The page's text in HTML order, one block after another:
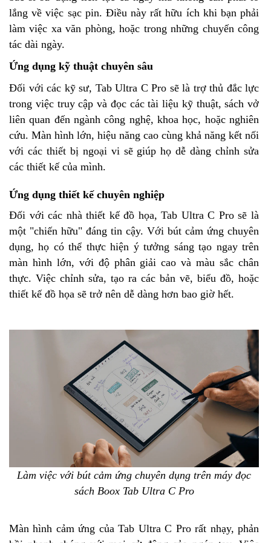
lắng về việc sạc pin. Điều này rất hữu ích khi bạn phải
làm việc xa văn phòng, hoặc trong những chuyến công
tác dài ngày.
Ứng dụng kỹ thuật chuyên sâu
Đối với các kỹ sư, Tab Ultra C Pro sẽ là trợ thủ đắc lực
trong việc truy cập và đọc các tài liệu kỹ thuật, sách vở
liên quan đến ngành công nghệ, khoa học, hoặc nghiên
cứu. Màn hình lớn, hiệu năng cao cùng khả năng kết nối
với các thiết bị ngoại vi sẽ giúp họ dễ dàng chỉnh sửa
các thiết kế của mình.
Ứng dụng thiết kế chuyên nghiệp
Đối với các nhà thiết kế đồ họa, Tab Ultra C Pro sẽ là
một "chiến hữu" đáng tin cậy. Với bút cảm ứng chuyên
dụng, họ có thể thực hiện ý tưởng sáng tạo ngay trên
màn hình lớn, với độ phân giải cao và màu sắc chân
thực. Việc chỉnh sửa, tạo ra các bản vẽ, biểu đồ, hoặc
thiết kế đồ họa sẽ trở nên dễ dàng hơn bao giờ hết.
Làm việc với bút cảm ứng chuyên dụng trên máy đọc
sách Boox Tab Ultra C Pro
Màn hình cảm ứng của Tab Ultra C Pro rất nhạy, phản